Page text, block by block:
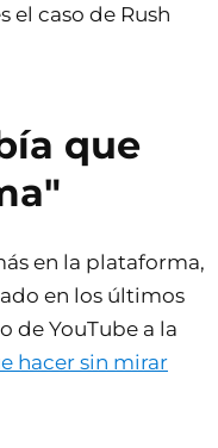
el caso de Rush
que
en la plataforma,
en los últimos
de YouTube a la
hacer sin mirar